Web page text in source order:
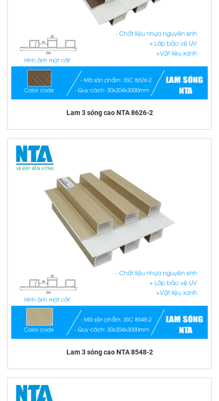
Lam 3 sóng cao NTA 8626-2
Lam 3 sóng cao NTA 8548-2